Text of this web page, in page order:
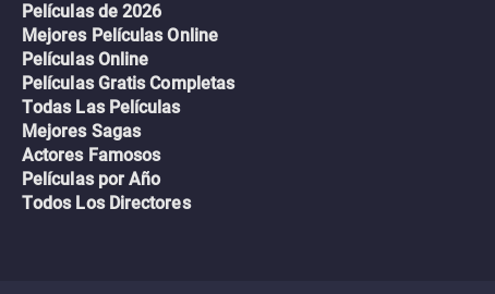
Películas de 2026
Mejores Películas Online
Películas Online
Películas Gratis Completas
Todas Las Películas
Mejores Sagas
Actores Famosos
Películas por Año
Todos Los Directores